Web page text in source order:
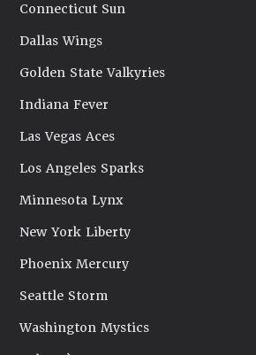
Connecticut Sun
Dallas Wings
Golden State Valkyries
Indiana Fever
Las Vegas Aces
Los Angeles Sparks
Minnesota Lynx
New York Liberty
Phoenix Mercury
Seattle Storm
Washington Mystics